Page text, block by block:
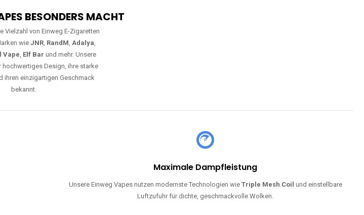
BESONDERS MACHT
Vielzahl von Einweg E-Zigaretten
wie JNR, RandM, Adalya,
Vape, Elf Bar und mehr. Unsere
hochwertiges Design, ihre starke
ihren einzigartigen Geschmack
bekannt.
Maximale Dampfleistung
Unsere Einweg Vapes nutzen modernste Technologien wie Triple Mesh Coil und einstellbare
Luftzufuhr für dichte, geschmackvolle Wolken.